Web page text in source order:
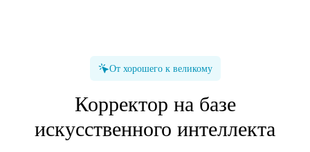
От хорошего к великому
Корректор на базе
искусственного интеллекта